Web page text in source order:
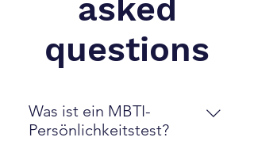
asked
questions
Was ist ein MBTI-
Persönlichkeitstest?